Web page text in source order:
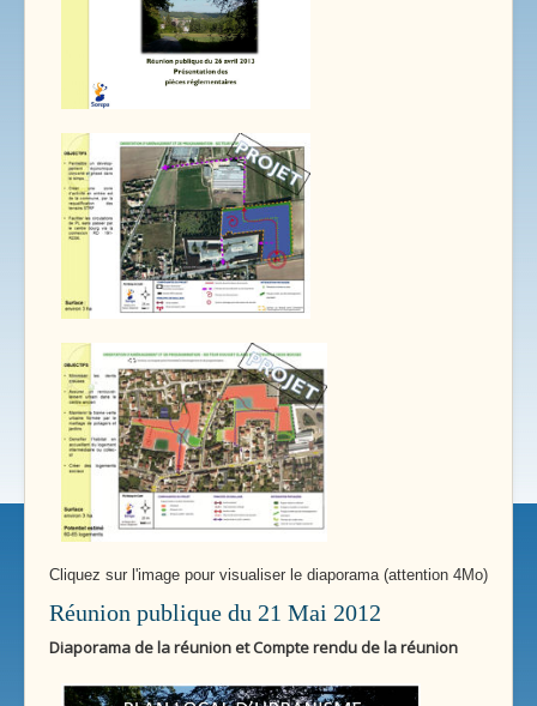
Cliquez sur l'image pour visualiser le diaporama (attention 4Mo)
Réunion publique du 21 Mai 2012
Diaporama de la réunion et Compte rendu de la réunion